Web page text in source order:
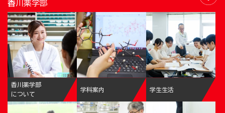
香川薬学部
香川薬学部
について
学科案内 学生生活